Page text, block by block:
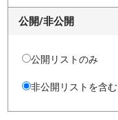
公開/非公開
公開リストのみ
非公開リストを含む